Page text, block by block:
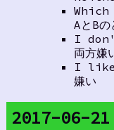
AとBの
I
両方嫌
I like
嫌い
2017-06-